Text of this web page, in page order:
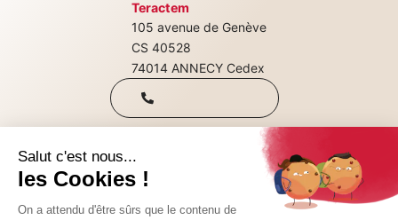
Teractem
105 avenue de Genève
CS 40528
74014 ANNECY Cedex
+33(0)4 50 08
CONTACTEZ-NOUS
Qui sommes-nous